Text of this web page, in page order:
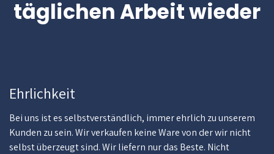
täglichen Arbeit wieder
Ehrlichkeit
Bei uns ist es selbstverständlich, immer ehrlich zu unserem
Kunden zu sein. Wir verkaufen keine Ware von der wir nicht
selbst überzeugt sind. Wir liefern nur das Beste. Nicht